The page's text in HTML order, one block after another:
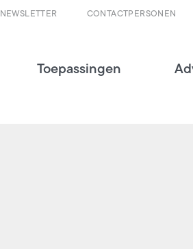
CONTACTPERSONEN
NEWSLETTER
Toepassingen